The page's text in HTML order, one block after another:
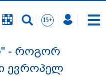
- როგორ
ევროპელ